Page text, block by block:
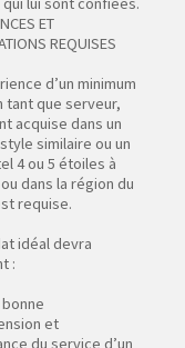
ET
REQUISES
d’un minimum
tant que serveur,
acquise dans un
similaire ou un
4 ou 5 étoiles à
dans la région du
requise.
idéal devra
:
et
du service d’un